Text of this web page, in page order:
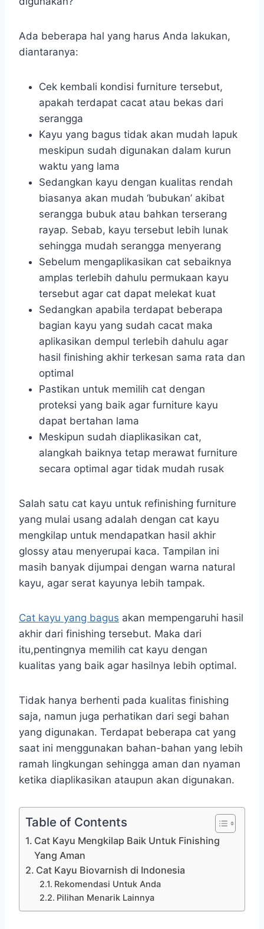
Ada beberapa hal yang harus Anda lakukan,
diantaranya:
Cek kembali kondisi furniture tersebut,
apakah terdapat cacat atau bekas dari
serangga
Kayu yang bagus tidak akan mudah lapuk
meskipun sudah digunakan dalam kurun
waktu yang lama
Sedangkan kayu dengan kualitas rendah
biasanya akan mudah ‘bubukan’ akibat
serangga bubuk atau bahkan terserang
rayap. Sebab, kayu tersebut lebih lunak
sehingga mudah serangga menyerang
Sebelum mengaplikasikan cat sebaiknya
amplas terlebih dahulu permukaan kayu
tersebut agar cat dapat melekat kuat
Sedangkan apabila terdapat beberapa
bagian kayu yang sudah cacat maka
aplikasikan dempul terlebih dahulu agar
hasil finishing akhir terkesan sama rata dan
optimal
Pastikan untuk memilih cat dengan
proteksi yang baik agar furniture kayu
dapat bertahan lama
Meskipun sudah diaplikasikan cat,
alangkah baiknya tetap merawat furniture
secara optimal agar tidak mudah rusak
Salah satu cat kayu untuk refinishing furniture
yang mulai usang adalah dengan cat kayu
mengkilap untuk mendapatkan hasil akhir
glossy atau menyerupai kaca. Tampilan ini
masih banyak dijumpai dengan warna natural
kayu, agar serat kayunya lebih tampak.
Cat kayu yang bagus akan mempengaruhi hasil
akhir dari finishing tersebut. Maka dari
itu,pentingnya memilih cat kayu dengan
kualitas yang baik agar hasilnya lebih optimal.
Tidak hanya berhenti pada kualitas finishing
saja, namun juga perhatikan dari segi bahan
yang digunakan. Terdapat beberapa cat yang
saat ini menggunakan bahan-bahan yang lebih
ramah lingkungan sehingga aman dan nyaman
ketika diaplikasikan ataupun akan digunakan.
Table of Contents
Cat Kayu Mengkilap Baik Untuk Finishing
Yang Aman
Cat Kayu Biovarnish di Indonesia
Rekomendasi Untuk Anda
Pilihan Menarik Lainnya